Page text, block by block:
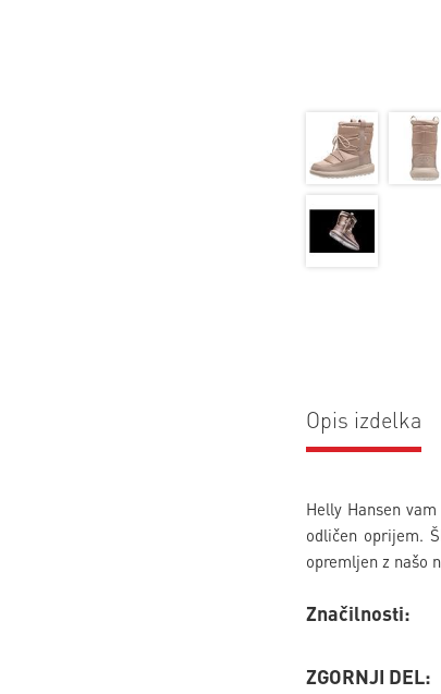
Opis izdelka
Helly Hansen
odličen oprijem.
opremljen z našo
Značilnosti:
ZGORNJI DEL: